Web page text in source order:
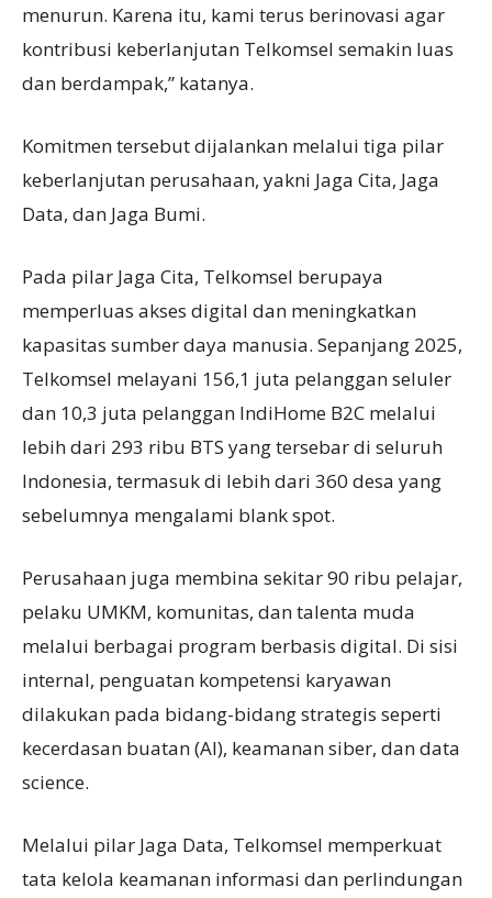
menurun. Karena itu, kami terus berinovasi agar
kontribusi keberlanjutan Telkomsel semakin luas
dan berdampak,” katanya.
Komitmen tersebut dijalankan melalui tiga pilar
keberlanjutan perusahaan, yakni Jaga Cita, Jaga
Data, dan Jaga Bumi.
Pada pilar Jaga Cita, Telkomsel berupaya
memperluas akses digital dan meningkatkan
kapasitas sumber daya manusia. Sepanjang 2025,
Telkomsel melayani 156,1 juta pelanggan seluler
dan 10,3 juta pelanggan IndiHome B2C melalui
lebih dari 293 ribu BTS yang tersebar di seluruh
Indonesia, termasuk di lebih dari 360 desa yang
sebelumnya mengalami blank spot.
Perusahaan juga membina sekitar 90 ribu pelajar,
pelaku UMKM, komunitas, dan talenta muda
melalui berbagai program berbasis digital. Di sisi
internal, penguatan kompetensi karyawan
dilakukan pada bidang-bidang strategis seperti
kecerdasan buatan (AI), keamanan siber, dan data
science.
Melalui pilar Jaga Data, Telkomsel memperkuat
tata kelola keamanan informasi dan perlindungan